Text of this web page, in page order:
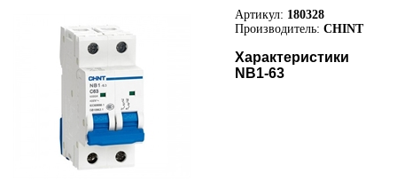
Артикул: 180328
Производитель: CHINT
Характеристики
NB1-63